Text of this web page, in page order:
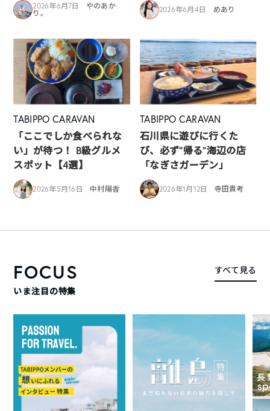
2026年6月7日
やのあか
り。
2026年6月4日 めあり
TABIPPO CARAVAN
「ここでしか食べられな
い」が待つ！ B級グルメ
スポット【4選】
2026年5月16日 中村陽香
TABIPPO CARAVAN
石川県に遊びに行くた
び、必ず”帰る”海辺の店
「なぎさガーデン」
2026年1月12日 寺田貴考
FOCUS
いま注目の特集
すべて見る